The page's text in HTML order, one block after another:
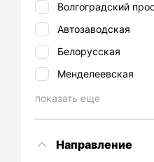
Волгоградский
Автозаводская
Белорусская
Менделеевская
показать еще
Направление